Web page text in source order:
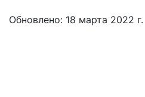
Обновлено: 18 марта 2022 г.